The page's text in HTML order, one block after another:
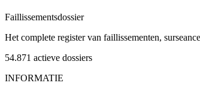
Faillissementsdossier
Het complete register van faillissementen,
54.871 actieve dossiers
INFORMATIE